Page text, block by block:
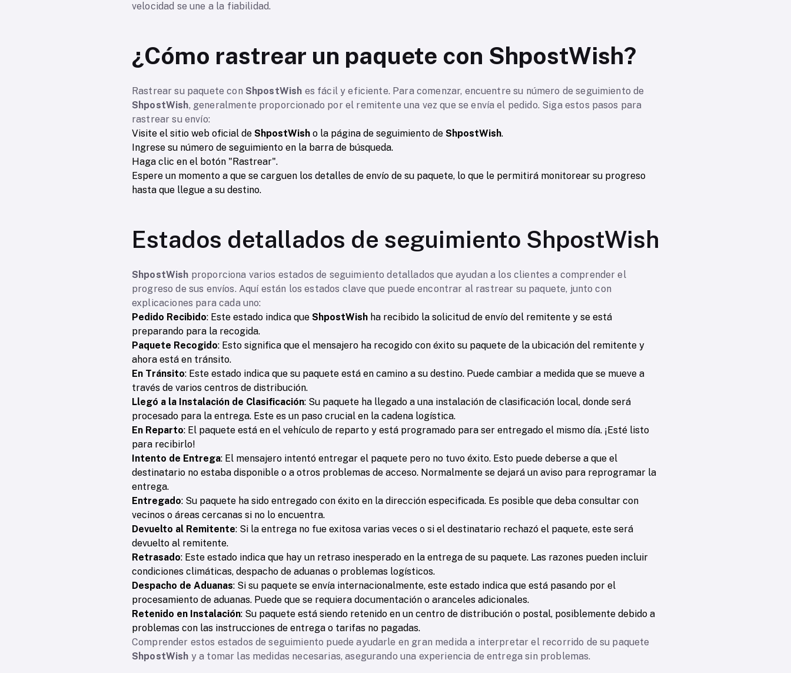
velocidad se une a la fiabilidad.
¿Cómo rastrear un paquete con ShpostWish?
Rastrear su paquete con ShpostWish es fácil y eficiente. Para comenzar, encuentre su número de seguimiento de
ShpostWish, generalmente proporcionado por el remitente una vez que se envía el pedido. Siga estos pasos para
rastrear su envío:
Visite el sitio web oficial de ShpostWish o la página de seguimiento de ShpostWish.
Ingrese su número de seguimiento en la barra de búsqueda.
Haga clic en el botón "Rastrear".
Espere un momento a que se carguen los detalles de envío de su paquete, lo que le permitirá monitorear su progreso
hasta que llegue a su destino.
Estados detallados de seguimiento ShpostWish
ShpostWish proporciona varios estados de seguimiento detallados que ayudan a los clientes a comprender el
progreso de sus envíos. Aquí están los estados clave que puede encontrar al rastrear su paquete, junto con
explicaciones para cada uno:
Pedido Recibido: Este estado indica que ShpostWish ha recibido la solicitud de envío del remitente y se está
preparando para la recogida.
Paquete Recogido: Esto significa que el mensajero ha recogido con éxito su paquete de la ubicación del remitente y
ahora está en tránsito.
En Tránsito: Este estado indica que su paquete está en camino a su destino. Puede cambiar a medida que se mueve a
través de varios centros de distribución.
Llegó a la Instalación de Clasificación: Su paquete ha llegado a una instalación de clasificación local, donde será
procesado para la entrega. Este es un paso crucial en la cadena logística.
En Reparto: El paquete está en el vehículo de reparto y está programado para ser entregado el mismo día. ¡Esté listo
para recibirlo!
Intento de Entrega: El mensajero intentó entregar el paquete pero no tuvo éxito. Esto puede deberse a que el
destinatario no estaba disponible o a otros problemas de acceso. Normalmente se dejará un aviso para reprogramar la
entrega.
Entregado: Su paquete ha sido entregado con éxito en la dirección especificada. Es posible que deba consultar con
vecinos o áreas cercanas si no lo encuentra.
Devuelto al Remitente: Si la entrega no fue exitosa varias veces o si el destinatario rechazó el paquete, este será
devuelto al remitente.
Retrasado: Este estado indica que hay un retraso inesperado en la entrega de su paquete. Las razones pueden incluir
condiciones climáticas, despacho de aduanas o problemas logísticos.
Despacho de Aduanas: Si su paquete se envía internacionalmente, este estado indica que está pasando por el
procesamiento de aduanas. Puede que se requiera documentación o aranceles adicionales.
Retenido en Instalación: Su paquete está siendo retenido en un centro de distribución o postal, posiblemente debido a
problemas con las instrucciones de entrega o tarifas no pagadas.
Comprender estos estados de seguimiento puede ayudarle en gran medida a interpretar el recorrido de su paquete
ShpostWish y a tomar las medidas necesarias, asegurando una experiencia de entrega sin problemas.